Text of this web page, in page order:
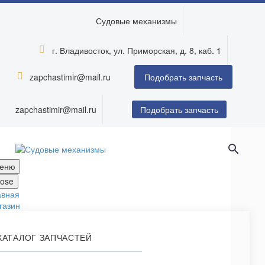
Судовые механизмы

 г. Владивосток, ул. Приморская, д. 8, каб. 1

 zapchastimir@mail.ru Подобрать запчасть
zapchastimir@mail.ru Подобрать запчасть
ЗАПЧАСТЕЙ